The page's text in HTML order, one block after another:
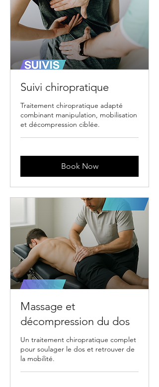
Suivi chiropratique
Traitement chiropratique adapté
combinant manipulation, mobilisation
et décompression ciblée.
Book Now
Massage et
décompression du dos
Un traitement chiropratique complet
pour soulager le dos et retrouver de
la mobilité.